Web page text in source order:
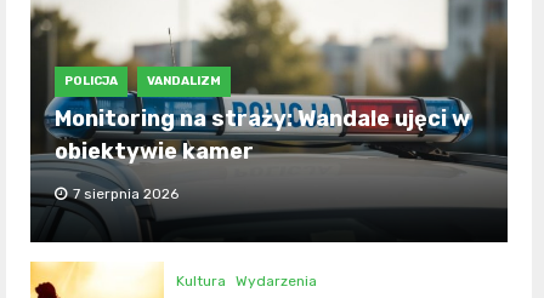
POLICJA VANDALIZM
Monitoring na straży: Wandale ujęci w
obiektywie kamer
7 sierpnia 2026
Kultura Wydarzenia